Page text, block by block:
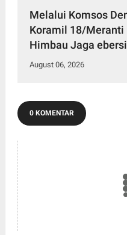
Melalui Komsos
Koramil 18/Meranti
Himbau Jaga
August 06, 2026
0 KOMENTAR